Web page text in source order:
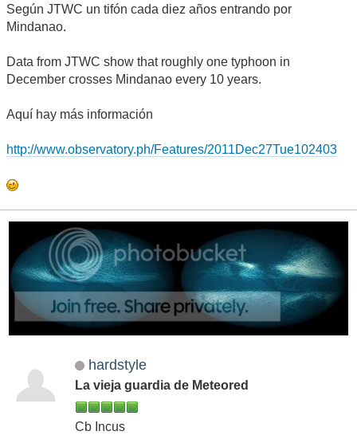
Según JTWC un tifón cada diez años entrando por
Mindanao.
Data from JTWC show that roughly one typhoon in
December crosses Mindanao every 10 years.
Aquí hay más información
http://www.observatory.ph/Features/2011Dec27Tue102403
hardstyle
La vieja guardia de Meteored
Cb Incus